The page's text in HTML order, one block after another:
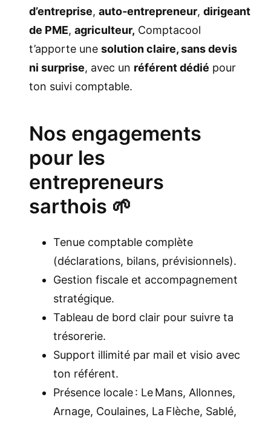
d’entreprise, auto‑entrepreneur, dirigeant
de PME, agriculteur, Comptacool
t’apporte une solution claire, sans devis
ni surprise, avec un référent dédié pour
ton suivi comptable.
Nos engagements
pour les
entrepreneurs
sarthois 🌱
Tenue comptable complète
(déclarations, bilans, prévisionnels).
Gestion fiscale et accompagnement
stratégique.
Tableau de bord clair pour suivre ta
trésorerie.
Support illimité par mail et visio avec
ton référent.
Présence locale : Le Mans, Allonnes,
Arnage, Coulaines, La Flèche, Sablé,